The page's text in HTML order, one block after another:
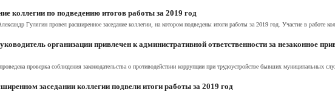
коллегии по подведению итогов работы за 2019 год
Гулягин провел расширенное заседание коллегии, на котором подведены итоги работы за 2019 год. Участие в работе
организации привлечен к административной ответственности за незаконное
проверка соблюдения законодательства о противодействии коррупции при трудоустройстве бывших муниципальных
заседании коллегии подвели итоги работы за 2019 год